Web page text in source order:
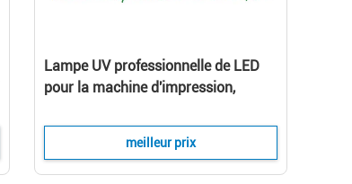
Lampe UV professionnelle de LED
pour la machine d'impression,
UV
meilleur prix